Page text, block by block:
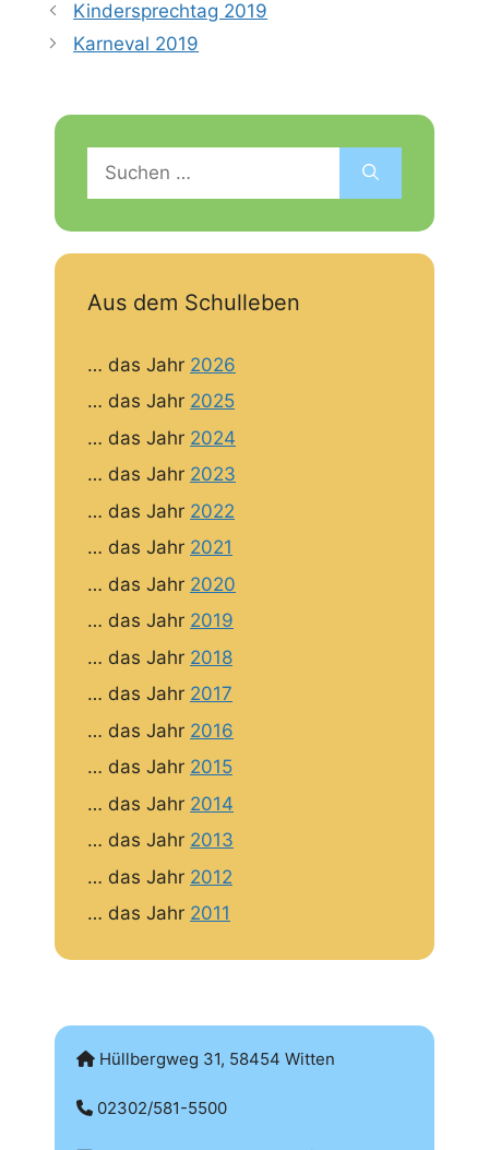
Kindersprechtag 2019
Karneval 2019
nach:
Aus dem Schulleben
… das Jahr 2026
… das Jahr 2025
… das Jahr 2024
… das Jahr 2023
… das Jahr 2022
… das Jahr 2021
… das Jahr 2020
… das Jahr 2019
… das Jahr 2018
… das Jahr 2017
… das Jahr 2016
… das Jahr 2015
… das Jahr 2014
… das Jahr 2013
… das Jahr 2012
… das Jahr 2011
Hüllbergweg 31, 58454 Witten
02302/581-5500